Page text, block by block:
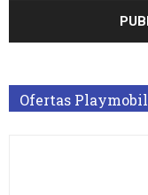
Ofertas Playmobil